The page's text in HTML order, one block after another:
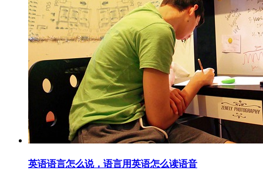
英语语言怎么说，语言用英语怎么读语音